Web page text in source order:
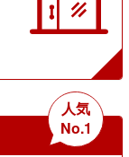
人気
No.1